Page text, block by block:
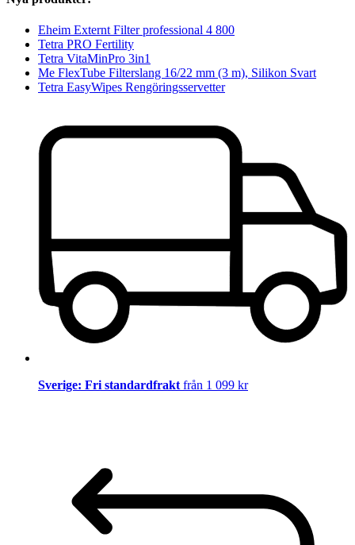
Eheim Externt Filter professional 4 800
Tetra PRO Fertility
Tetra VitaMinPro 3in1
Me FlexTube Filterslang 16/22 mm (3 m), Silikon Svart
Tetra EasyWipes Rengöringsservetter
Sverige: Fri standardfrakt från 1 099 kr